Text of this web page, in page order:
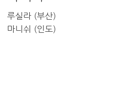
루실라 (부산)
마니쉬 (인도)